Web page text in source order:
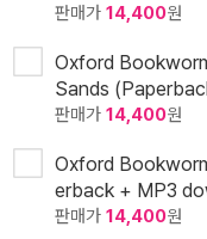
판매가 14,400원
Oxford
Sands
판매가 14,400원
Oxford
erback + MP3
판매가 14,400원